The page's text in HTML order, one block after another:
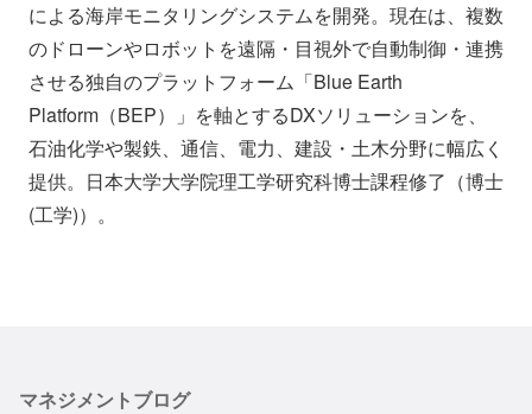
による海岸モニタリングシステムを開発。現在は、複数
のドローンやロボットを遠隔・目視外で自動制御・連携
させる独自のプラットフォーム「Blue Earth
Platform（BEP）」を軸とするDXソリューションを、
石油化学や製鉄、通信、電力、建設・土木分野に幅広く
提供。日本大学大学院理工学研究科博士課程修了（博士
(工学)）。
マネジメントブログ